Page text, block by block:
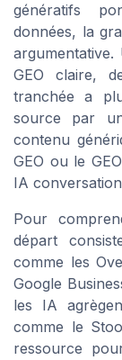
génératifs
données, la
GEO claire,
tranchée a
source par
contenu
GEO ou le
IA
Pour
départ
comme les
Google
les IA
comme le
ressource